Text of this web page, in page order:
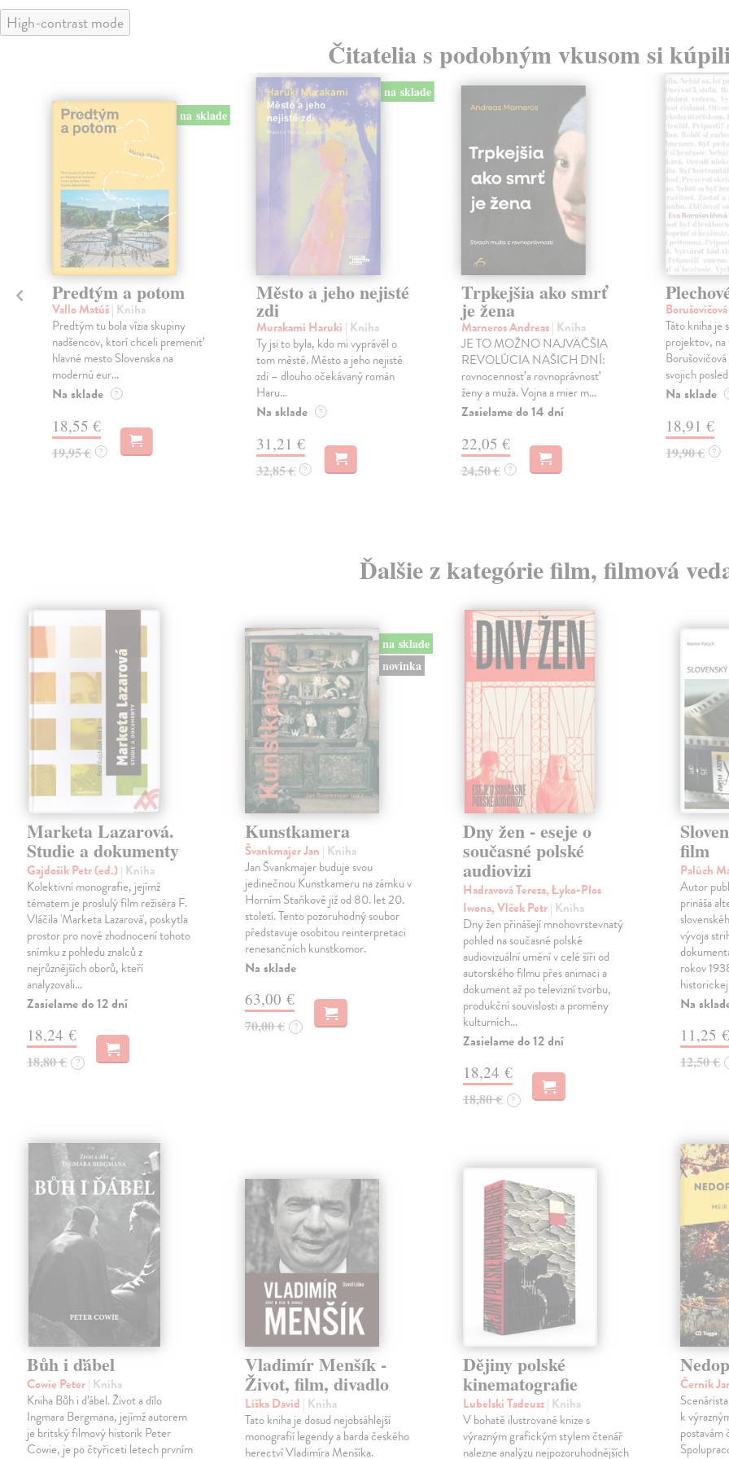
High-contrast mode
Čitatelia s podobným vkusom si
na sklade
Predtým a potom
Vallo Matúš| Kniha
Predtým tu bola vízia skupiny
nadšencov, ktorí chceli premeniť
hlavné mesto Slovenska na
modernú eur...
Na sklade ?
18,55 €
19,95 € ?
na sklade
Město a jeho nejisté
zdi
Murakami Haruki | Kniha
Ty jsi to byla, kdo mi vyprávěl o
tom městě. Město a jeho nejisté
zdi – dlouho očekávaný román
Haru...
Na sklade ?
31,21 €
32,85 € ?
Trpkejšia ako smrť
je žena
Marneros Andreas| Kniha
JE TO MOŽNO NAJVÄČŠIA
REVOLÚCIA NAŠICH DNÍ:
rovnocennosť a rovnoprávnosť
ženy a muža. Vojna a mier m...
Zasielame do 14 dní
22,05 €
24,50 € ?
Táto kniha je
projektov,
svojich
Na sklade
18,91 €
19,90 € ?
Ďalšie z kategórie film, filmová
Marketa Lazarová.
Studie a dokumenty
Gajdošík Petr (ed.)| Kniha
Kolektivní monografie, jejímž
tématem je proslulý film režiséra F.
Vláčila 'Marketa Lazarová', poskytla
prostor pro nové zhodnocení tohoto
snímku z pohledu znalců z
nejrůznějších oborů, kteří
analyzovali…
Zasielame do 12 dní
18,24 €
18,80 € ?
na sklade
novinka
Kunstkamera
Švankmajer Jan | Kniha
Jan Švankmajer buduje svou
jedinečnou Kunstkameru na zámku v
Horním Staňkově již od 80. let 20.
století. Tento pozoruhodný soubor
představuje osobitou reinterpretaci
renesančních kunstkomor.
Na sklade
63,00 €
70,00 € ?
Dny žen - eseje o
současné polské
audiovizi
Hadravová Tereza, Łyko-Plos
Iwona, Vlček Petr| Kniha
Dny žen přinášejí mnohovrstevnatý
pohled na současné polské
audiovizuální umění v celé šíři od
autorského filmu přes animaci a
dokument až po televizní tvorbu,
produkční souvislosti a proměny
kulturních…
Zasielame do 12 dní
18,24 €
18,80 € ?
film
Palúch
Autor
prináša
vývoja
rokov
Na
11,25 €
12,50 €
Bůh i ďábel
Cowie Peter| Kniha
Kniha Bůh i ďábel. Život a dílo
Ingmara Bergmana, jejímž auto­rem
je britský filmový historik Peter
Cowie, je po čtyřiceti letech prvním
Vladimír Menšík -
Život, film, divadlo
Liška David | Kniha
Tato kniha je dosud nejobsáhlejší
monografií legendy a barda českého
herectví Vladimíra Menšíka.
Dějiny polské
kinematografie
Lubelski Tadeusz| Kniha
V bohatě ilustrované knize s
výrazným grafickým stylem čtenář
nalezne analýzu nejpozoruhodnějších
Černík
k
postavám